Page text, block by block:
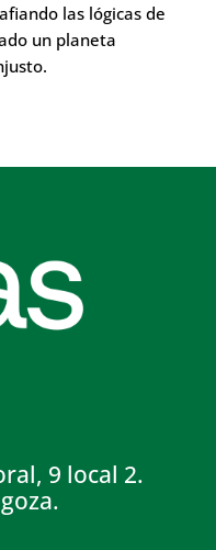
las lógicas de
un planeta
9 local 2.